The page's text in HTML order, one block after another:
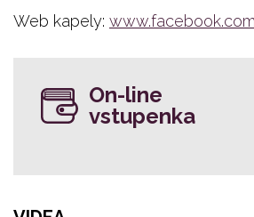
Web kapely: www.facebook.com
On-line
vstupenka